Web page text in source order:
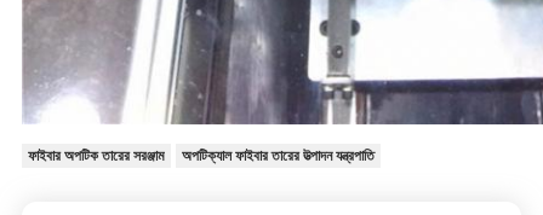
ফাইবার অপটিক তারের সরঞ্জাম অপটিক্যাল ফাইবার তারের উত্পাদন যন্ত্রপাতি